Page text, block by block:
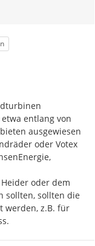
entlang von
ausgewiesen
oder Votex
oder dem
sollten, sollten die
werden, z.B. für